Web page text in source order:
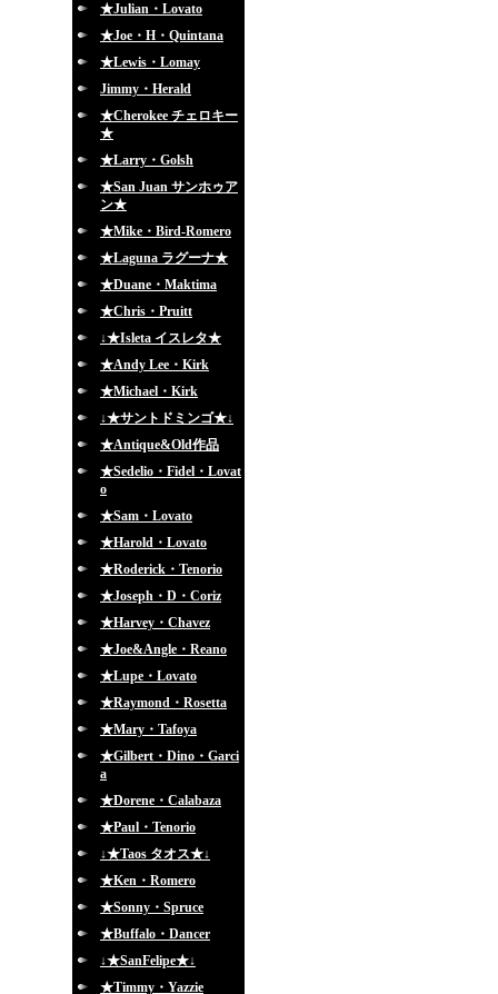
★Julian・Lovato
★Joe・H・Quintana
★Lewis・Lomay
Jimmy・Herald
★Cherokee チェロキー
★
★Larry・Golsh
★San Juan サンホゥア
ン★
★Mike・Bird-Romero
★Laguna ラグーナ★
★Duane・Maktima
★Chris・Pruitt
↓★Isleta イスレタ★
★Andy Lee・Kirk
★Michael・Kirk
↓★サントドミンゴ★↓
★Antique&Old作品
★Sedelio・Fidel・Lovat
o
★Sam・Lovato
★Harold・Lovato
★Roderick・Tenorio
★Joseph・D・Coriz
★Harvey・Chavez
★Joe&Angle・Reano
★Lupe・Lovato
★Raymond・Rosetta
★Mary・Tafoya
★Gilbert・Dino・Garci
a
★Dorene・Calabaza
★Paul・Tenorio
↓★Taos タオス★↓
★Ken・Romero
★Sonny・Spruce
★Buffalo・Dancer
↓★SanFelipe★↓
★Timmy・Yazzie